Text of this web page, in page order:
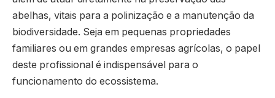
abelhas, vitais para a polinização e a manutenção da
biodiversidade. Seja em pequenas propriedades
familiares ou em grandes empresas agrícolas, o papel
deste profissional é indispensável para o
funcionamento do ecossistema.